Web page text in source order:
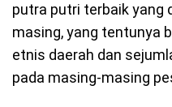
putra putri terbaik yang
masing, yang tentunya
etnis daerah dan
pada masing-masing